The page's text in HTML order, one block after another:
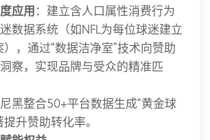
应用：建立含人口属性消费行为
数据系统（如NFL为每位球迷建立
，通过“数据洁净室”技术向赞助
察，实现品牌与受众的精准匹
黑整合50+平台数据生成“黄金球
升赞助转化率。